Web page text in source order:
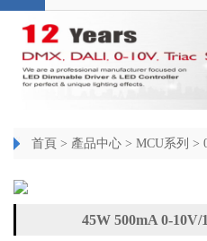
首頁 > 產品中心 > MCU系列 >
45W 500mA 0-